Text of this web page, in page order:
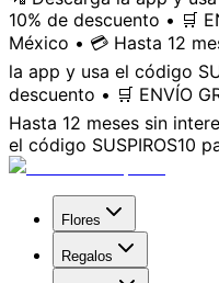
10% de descuento • 🛒
México • 💳 Hasta 12
la app y usa el código
descuento • 🛒 ENVÍO
Hasta 12 meses sin
el código SUSPIROS10
Flores
Regalos